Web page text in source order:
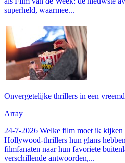
superheld, waarmee...
Onvergetelijke thrillers in een
Array
24-7-2026 Welke film moet ik kijken
Hollywood-thrillers hun glans
filmfanaten naar hun favoriete
verschillende antwoorden,...